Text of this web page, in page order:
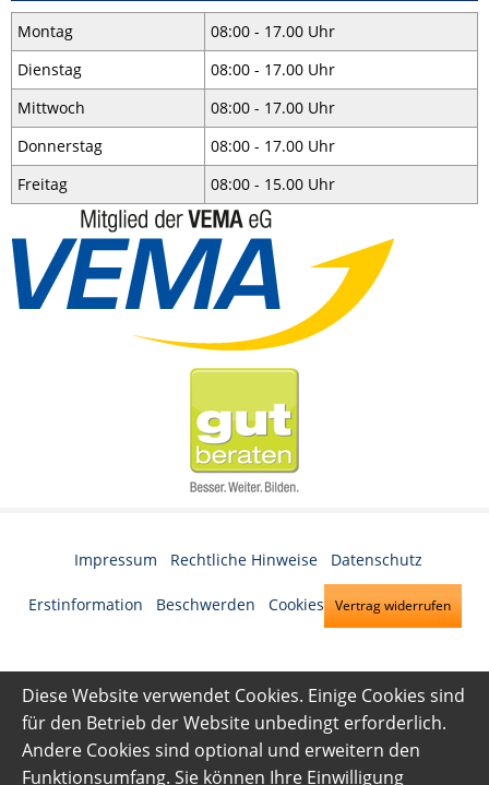
Montag
08:00 - 17.00 Uhr
Dienstag
08:00 - 17.00 Uhr
Mittwoch
08:00 - 17.00 Uhr
Donnerstag
08:00 - 17.00 Uhr
Freitag
08:00 - 15.00 Uhr
Impressum Rechtliche Hinweise Datenschutz
Erstinformation Beschwerden Cookies Vertrag widerrufen
Diese Website verwendet Cookies. Einige Cookies sind
für den Betrieb der Website unbedingt erforderlich.
Andere Cookies sind optional und erweitern den
Funktionsumfang. Sie können Ihre Einwilligung